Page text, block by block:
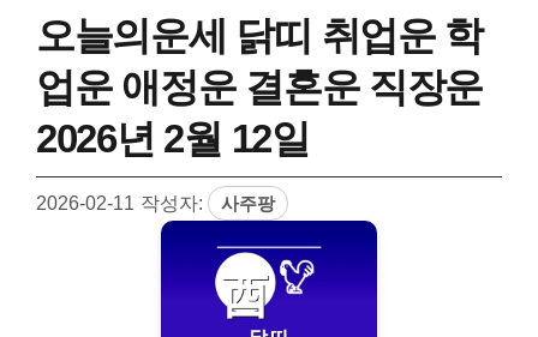
오늘의운세 닭띠 취업운 학
업운 애정운 결혼운 직장운
2026년 2월 12일
2026-02-11 작성자: 사주팡